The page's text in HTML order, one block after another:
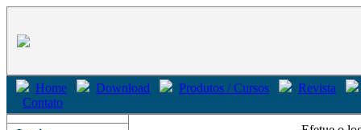
Home Download Produtos / Cursos
Revista
Contato